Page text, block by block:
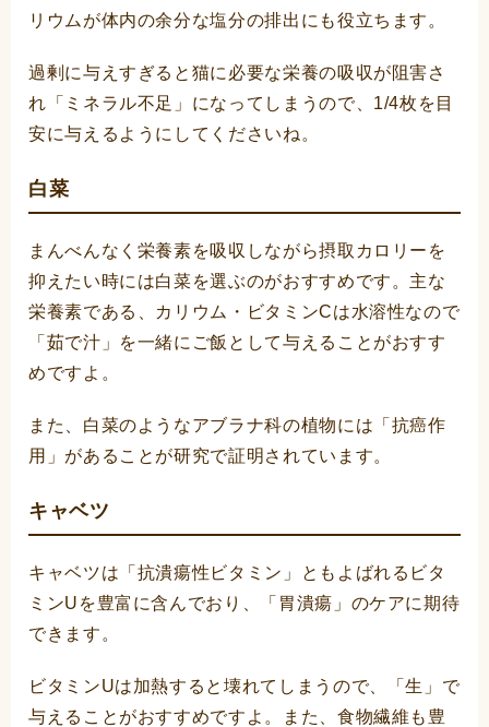
リウムが体内の余分な塩分の排出にも役立ちます。
過剰に与えすぎると猫に必要な栄養の吸収が阻害さ
れ「ミネラル不足」になってしまうので、1/4枚を目
安に与えるようにしてくださいね。
白菜
まんべんなく栄養素を吸収しながら摂取カロリーを
抑えたい時には白菜を選ぶのがおすすめです。主な
栄養素である、カリウム・ビタミンCは水溶性なので
「茹で汁」を一緒にご飯として与えることがおすす
めですよ。
また、白菜のようなアブラナ科の植物には「抗癌作
用」があることが研究で証明されています。
キャベツ
キャベツは「抗潰瘍性ビタミン」ともよばれるビタ
ミンUを豊富に含んでおり、「胃潰瘍」のケアに期待
できます。
ビタミンUは加熱すると壊れてしまうので、「生」で
与えることがおすすめですよ。また、食物繊維も豊